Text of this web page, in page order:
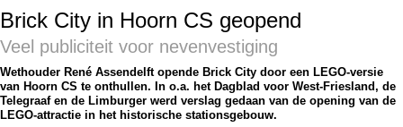
Brick City in Hoorn CS geopend
Veel publiciteit voor nevenvestiging
Wethouder René Assendelft opende Brick City door een LEGO-versie
van Hoorn CS te onthullen. In o.a. het Dagblad voor West-Friesland, de
Telegraaf en de Limburger werd verslag gedaan van de opening van de
LEGO-attractie in het historische stationsgebouw.